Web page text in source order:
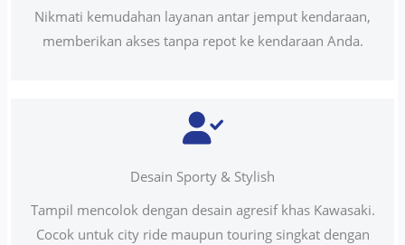
Nikmati kemudahan layanan antar jemput kendaraan,
memberikan akses tanpa repot ke kendaraan Anda.
Desain Sporty & Stylish
Tampil mencolok dengan desain agresif khas Kawasaki.
Cocok untuk city ride maupun touring singkat dengan